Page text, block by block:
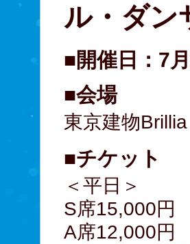
ル・ダン
■開催日：7
■会場
東京建物
■チケット
＜平日＞
S席15,000円
A席12,000円